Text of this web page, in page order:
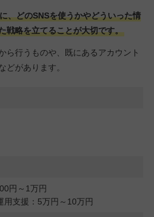
、どのSNSを使うかやどういった情
戦略を立てることが大切です。
ら行うものや、既にあるアカウント
どがあります。
円～1万円
用支援：5万円～10万円